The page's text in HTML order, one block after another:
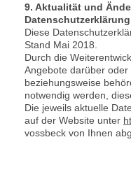
9. Aktualität und
Datenschutzerklärung
Diese
Stand Mai 2018.
Durch die
Angebote darüber
beziehungsweise
notwendig werden,
Die jeweils aktuelle
auf der Website unter
vossbeck von Ihnen